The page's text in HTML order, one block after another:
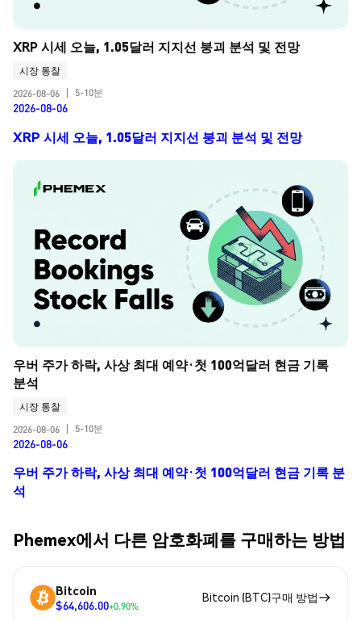
XRP 시세 오늘, 1.05달러 지지선 붕괴 분석 및 전망
시장 통찰
2026-08-06
5-10분
2026-08-06
XRP 시세 오늘, 1.05달러 지지선 붕괴 분석 및 전망
우버 주가 하락, 사상 최대 예약·첫 100억달러 현금 기록
분석
시장 통찰
2026-08-06
5-10분
2026-08-06
우버 주가 하락, 사상 최대 예약·첫 100억달러 현금 기록 분
석
Phemex에서 다른 암호화폐를 구매하는 방법
Bitcoin
$64,606.00+0.90%
Bitcoin (BTC)구매 방법